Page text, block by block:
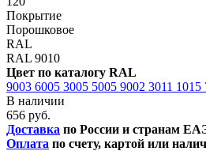
Покрытие
Порошковое
RAL
RAL 9010
Цвет по каталогу RAL
9003 6005 3005 5005 9002 3011 1015
В наличии
656 руб.
Доставка по России и странам
Оплата по счету, картой или